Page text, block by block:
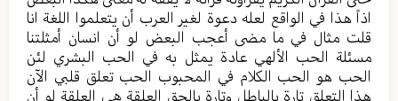
اذاً هذا في الواقع لعله دعوة لغير العرب أن يتعلموا اللغة انا
قلت مثال في ما مضى أعجب البعض لو أن انسان أمثلتنا
مسئلة الحب الألهي عادة يمثل به في الحب البشري لئن
الحب هو الحب الكلام في المحبوب الحب تعلق قلبي الآن
هذا التعلق تارة بالباطل وتارة بالحق العلقة هي العلقة لو أن